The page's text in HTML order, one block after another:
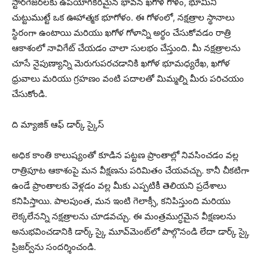
చుట్టుముట్టే ఒక ఊహాత్మక భూగోళం. ఈ గోళంలో, నక్షత్రాల స్థానాలు
స్థిరంగా ఉంటాయి మరియు ఖగోళ గోళాన్ని అర్థం చేసుకోవడం రాత్రి
ఆకాశంలో నావిగేట్ చేయడం చాలా సులభం చేస్తుంది. మీ నక్షత్రాలను
చూసే నైపుణ్యాన్ని మెరుగుపరచడానికి ఖగోళ భూమధ్యరేఖ, ఖగోళ
ధ్రువాలు మరియు గ్రహణం వంటి పదాలతో మిమ్మల్ని మీరు పరిచయం
చేసుకోండి.
ది మ్యాజిక్ ఆఫ్ డార్క్ స్కైస్
అధిక కాంతి కాలుష్యంతో కూడిన పట్టణ ప్రాంతాల్లో నివసించడం వల్ల
రాత్రిపూట ఆకాశంపై మన వీక్షణను పరిమితం చేయవచ్చు. కానీ చీకటిగా
ఉండే ప్రాంతాలకు వెళ్లడం వల్ల మీకు ఎప్పటికీ తెలియని ప్రదేశాలు
కనిపిస్తాయి. పాలపుంత, మన ఇంటి గెలాక్సీ, కనిపిస్తుంది మరియు
లెక్కలేనన్ని నక్షత్రాలను చూడవచ్చు. ఈ మంత్రముగ్ధమైన వీక్షణలను
అనుభవించడానికి డార్క్ స్కై మూవ్‌మెంట్‌లో పాల్గొనండి లేదా డార్క్ స్కై
ప్రిజర్వ్‌ను సందర్శించండి.